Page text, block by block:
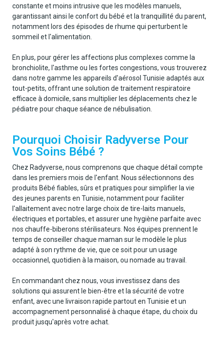
constante et moins intrusive que les modèles manuels,
garantissant ainsi le confort du bébé et la tranquillité du parent,
notamment lors des épisodes de rhume qui perturbent le
sommeil et l'alimentation.
En plus, pour gérer les affections plus complexes comme la
bronchiolite, l'asthme ou les fortes congestions, vous trouverez
dans notre gamme les appareils d'aérosol Tunisie adaptés aux
tout-petits, offrant une solution de traitement respiratoire
efficace à domicile, sans multiplier les déplacements chez le
pédiatre pour chaque séance de nébulisation.
Pourquoi Choisir Radyverse Pour
Vos Soins Bébé ?
Chez Radyverse, nous comprenons que chaque détail compte
dans les premiers mois de l'enfant. Nous sélectionnons des
produits Bébé fiables, sûrs et pratiques pour simplifier la vie
des jeunes parents en Tunisie, notamment pour faciliter
l'allaitement avec notre large choix de tire-laits manuels,
électriques et portables, et assurer une hygiène parfaite avec
nos chauffe-biberons stérilisateurs. Nos équipes prennent le
temps de conseiller chaque maman sur le modèle le plus
adapté à son rythme de vie, que ce soit pour un usage
occasionnel, quotidien à la maison, ou nomade au travail.
En commandant chez nous, vous investissez dans des
solutions qui assurent le bien-être et la sécurité de votre
enfant, avec une livraison rapide partout en Tunisie et un
accompagnement personnalisé à chaque étape, du choix du
produit jusqu'après votre achat.